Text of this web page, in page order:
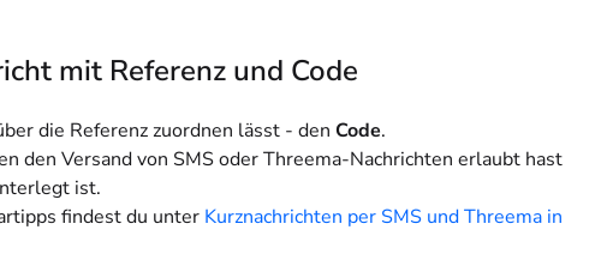
mit Referenz und Code
die Referenz zuordnen lässt - den Code.
den Versand von SMS oder Threema-Nachrichten erlaubt hast
ist.
findest du unter Kurznachrichten per SMS und Threema in